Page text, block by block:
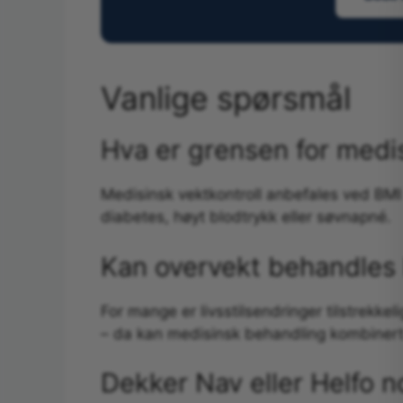
Vanlige spørsmål
Hva er grensen for
Medisinsk vektkontroll anbefales ved
diabetes, høyt blodtrykk eller søvnapné.
Kan overvekt
For mange er livsstilsendringer
– da kan medisinsk behandling
Dekker Nav eller Helfo